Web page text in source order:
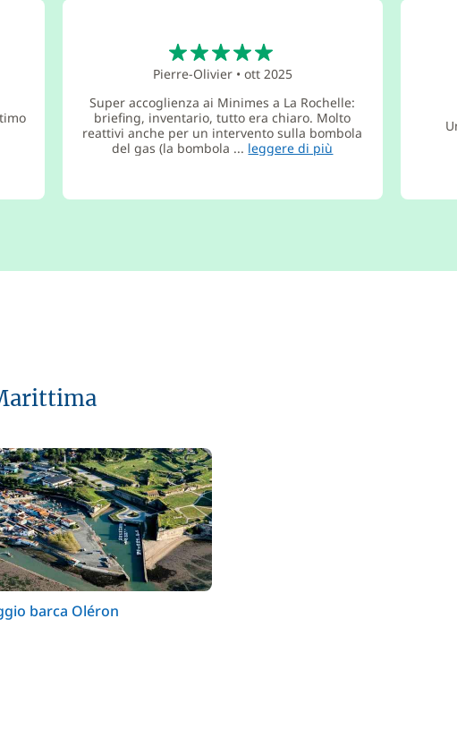
Pierre-Olivier• ott 2025
Super accoglienza ai Minimes a La Rochelle:
briefing, inventario, tutto era chiaro. Molto
reattivi anche per un intervento sulla bombola
del gas (la bombola ... leggere di più
barca Oléron